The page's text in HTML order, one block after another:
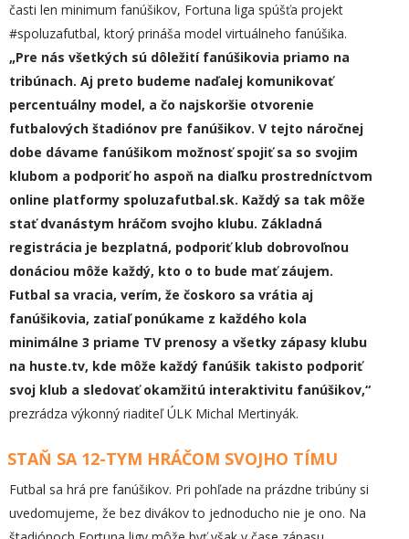
časti len minimum fanúšikov, Fortuna liga spúšťa projekt
#spoluzafutbal, ktorý prináša model virtuálneho fanúšika.
„Pre nás všetkých sú dôležití fanúšikovia priamo na
tribúnach. Aj preto budeme naďalej komunikovať
percentuálny model, a čo najskoršie otvorenie
futbalových štadiónov pre fanúšikov. V tejto náročnej
dobe dávame fanúšikom možnosť spojiť sa so svojim
klubom a podporiť ho aspoň na diaľku prostredníctvom
online platformy spoluzafutbal.sk. Každý sa tak môže
stať dvanástym hráčom svojho klubu. Základná
registrácia je bezplatná, podporiť klub dobrovoľnou
donáciou môže každý, kto o to bude mať záujem.
Futbal sa vracia, verím, že čoskoro sa vrátia aj
fanúšikovia, zatiaľ ponúkame z každého kola
minimálne 3 priame TV prenosy a všetky zápasy klubu
na huste.tv, kde môže každý fanúšik takisto podporiť
svoj klub a sledovať okamžitú interaktivitu fanúšikov,“
prezrádza výkonný riaditeľ ÚLK Michal Mertinyák.
STAŇ SA 12-TYM HRÁČOM SVOJHO TÍMU
Futbal sa hrá pre fanúšikov. Pri pohľade na prázdne tribúny si
uvedomujeme, že bez divákov to jednoducho nie je ono. Na